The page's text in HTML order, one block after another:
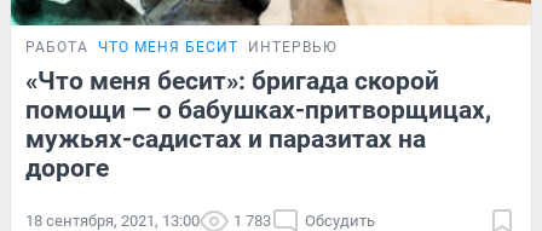
РАБОТА ЧТО МЕНЯ БЕСИТ ИНТЕРВЬЮ
«Что меня бесит»: бригада скорой
помощи — о бабушках-притворщицах,
мужьях-садистах и паразитах на
дороге
18 сентября, 2021, 13:00 1 783 Обсудить